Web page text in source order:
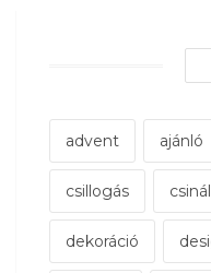
advent ajánló
csillogás
dekoráció